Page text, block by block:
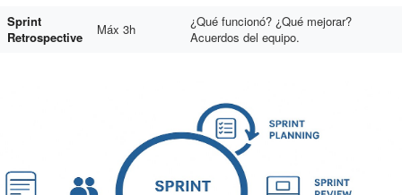
Sprint
Retrospective
Máx 3h
¿Qué funcionó? ¿Qué mejorar?
Acuerdos del equipo.